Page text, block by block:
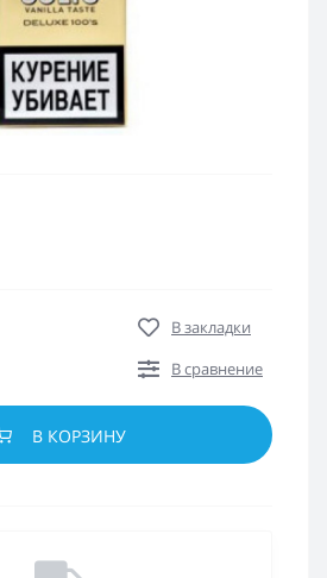
В закладки
В сравнение
В КОРЗИНУ